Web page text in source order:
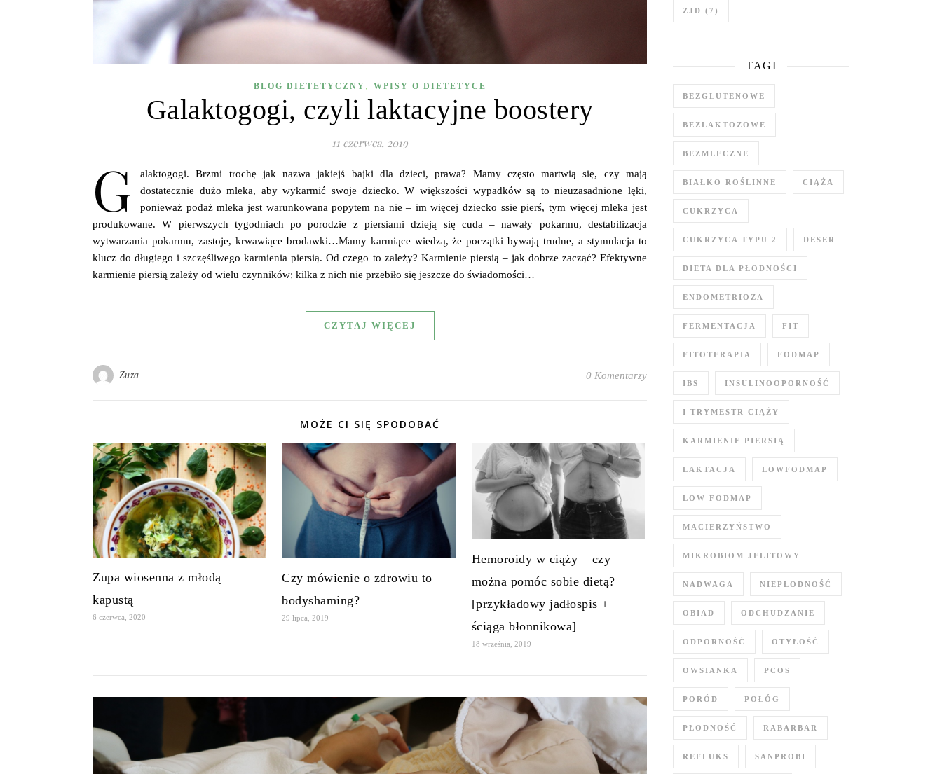
BLOG DIETETYCZNY , WPISY O DIETETYCE
Galaktogogi, czyli laktacyjne boostery
11 czerwca, 2019
G
alaktogogi. Brzmi trochę jak nazwa jakiejś bajki dla dzieci, prawa? Mamy często martwią się, czy mają
dostatecznie dużo mleka, aby wykarmić swoje dziecko. W większości wypadków są to nieuzasadnione lęki,
ponieważ podaż mleka jest warunkowana popytem na nie – im więcej dziecko ssie pierś, tym więcej mleka jest
produkowane. W pierwszych tygodniach po porodzie z piersiami dzieją się cuda – nawały pokarmu, destabilizacja
wytwarzania pokarmu, zastoje, krwawiące brodawki…Mamy karmiące wiedzą, że początki bywają trudne, a stymulacja to
klucz do długiego i szczęśliwego karmienia piersią. Od czego to zależy? Karmienie piersią – jak dobrze zacząć? Efektywne
karmienie piersią zależy od wielu czynników; kilka z nich nie przebiło się jeszcze do świadomości…
CZYTAJ WIĘCEJ
Zuza 0 Komentarzy
MOŻE CI SIĘ SPODOBAĆ
Zupa wiosenna z młodą
kapustą
6 czerwca, 2020
Czy mówienie o zdrowiu to
bodyshaming?
29 lipca, 2019
Hemoroidy w ciąży – czy
można pomóc sobie dietą?
[przykładowy jadłospis +
ściąga błonnikowa]
18 września, 2019
ZJD (7)
TAGI
BEZGLUTENOWE
BEZLAKTOZOWE
BEZMLECZNE
BIAŁKO ROŚLINNE CIĄŻA
CUKRZYCA
CUKRZYCA TYPU 2 DESER
DIETA DLA PŁODNOŚCI
ENDOMETRIOZA
FERMENTACJA FIT
FITOTERAPIA FODMAP
IBS INSULINOOPORNOŚĆ
I TRYMESTR CIĄŻY
KARMIENIE PIERSIĄ
LAKTACJA LOWFODMAP
LOW FODMAP
MACIERZYŃSTWO
MIKROBIOM JELITOWY
NADWAGA NIEPŁODNOŚĆ
OBIAD ODCHUDZANIE
ODPORNOŚĆ OTYŁOŚĆ
OWSIANKA PCOS
PORÓD POŁÓG
PŁODNOŚĆ RABARBAR
REFLUKS SANPROBI